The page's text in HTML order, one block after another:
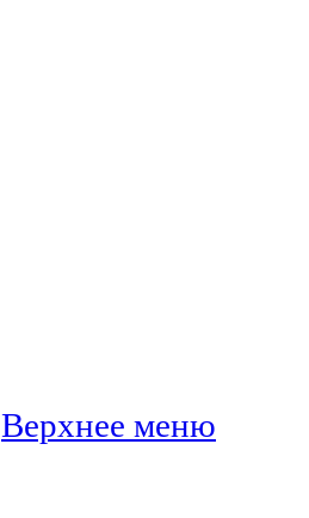
Верхнее меню